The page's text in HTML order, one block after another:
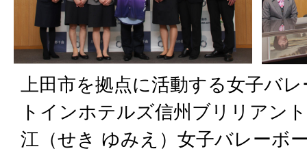
上田市を拠点に活動する女子バ
トインホテルズ信州ブリリアン
江（せき ゆみえ）女子バレーボ